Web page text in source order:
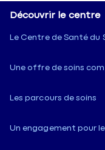
Découvrir le centre
Le Centre de Santé du
Une offre de soins
Les parcours de soins
Un engagement pour